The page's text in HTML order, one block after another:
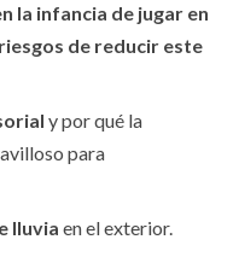
la infancia de jugar en
de reducir este
y por qué la
para
lluvia en el exterior.